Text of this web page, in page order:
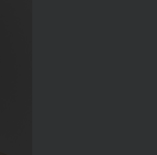
Gruppe ist essenziell und